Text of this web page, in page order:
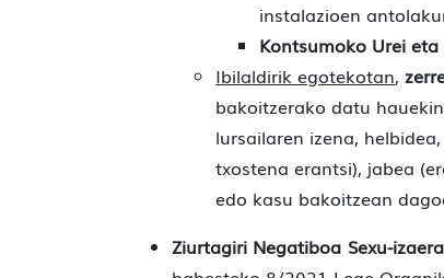
instalazioen
Kontsumoko Urei
Ibilaldirik egotekotan,
bakoitzerako datu
lursailaren izena,
txostena erantsi), jabea
edo kasu bakoitzean
Ziurtagiri Negatiboa Sexu-